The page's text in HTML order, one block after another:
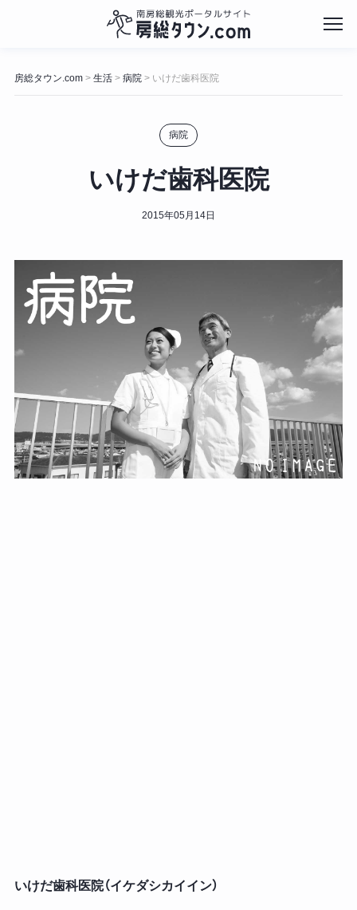
ン
房総タウン.com> 生活> 病院> いけだ歯科医院
病院
いけだ歯科医院
2015年05月14日
いけだ歯科医院（イケダシカイイン）